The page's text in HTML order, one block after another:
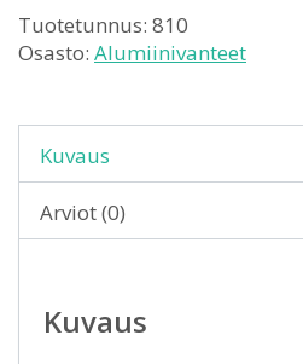
Tuotetunnus: 810
Osasto: Alumiinivanteet
Kuvaus
Arviot (0)
Kuvaus